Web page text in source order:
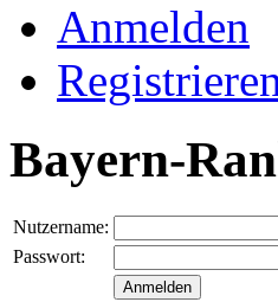
Anmelden
Bayern-
Nutzername:
Passwort: